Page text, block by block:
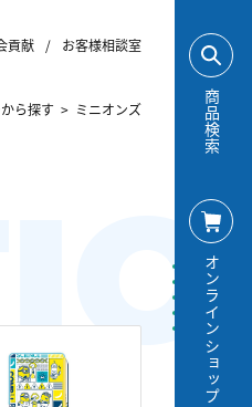
貢献 / お客様相談室
ら探す > ミニオンズ 商品検索
オンラインショップ